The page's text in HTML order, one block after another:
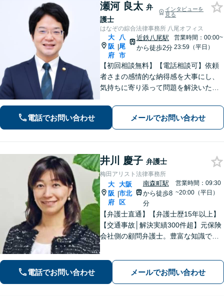
瀬河 良太 弁
護士
インタビューを
見る
はなぞの綜合法律事務所 八尾オフィス
大
阪
府
|
八
尾
市
近鉄八尾駅
から徒歩2分
営業時間：00:00~
23:59（平日）
【初回相談無料】【電話相談可】依頼
者さまの感情的な納得感を大事にし、
気持ちに寄り添って問題を解決いたし
し、秘密厳守を徹底」子の監護が関わ
る複雑なケースも対応【完全個室対
応】【子連れ相談可】【休日・夜間相
談可】
電話でお問い合わせ メールでお問い合わせ
井川 慶子 弁護士
梅田アリスト法律事務所
大
阪
府
|
大阪
市北
区
南森町駅
から徒歩8
分
営業時間：09:30
~20:00（平日）
【弁護士直通】【弁護士歴15年以上】
【交通事故│解決実績300件超】元保険
会社側の顧問弁護士。豊富な知識で最
言書作成や資産管理など親身に支援し
ます【初回面談無料】【東梅田駅8分】
電話でお問い合わせ メールでお問い合わせ